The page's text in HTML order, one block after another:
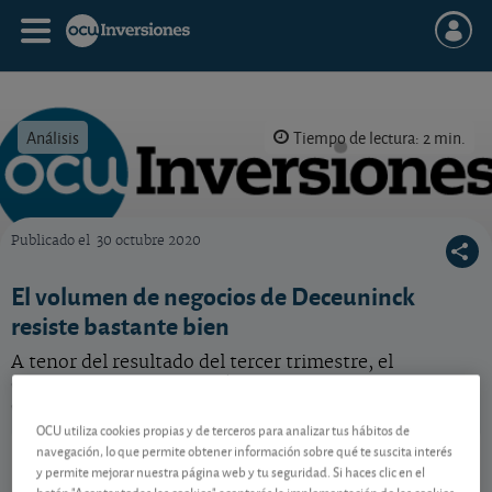
Análisis Tiempo de lectura: 2 min.
Publicado el 30 octubre 2020
El volumen de negocios de Deceuninck
resiste bastante bien
A tenor del resultado del tercer trimestre, el
Deceuninck
BE0003789063
2,195 EUR
OCU utiliza cookies propias y de terceros para analizar tus hábitos de
navegación, lo que permite obtener información sobre qué te suscita interés
y permite mejorar nuestra página web y tu seguridad. Si haces clic en el